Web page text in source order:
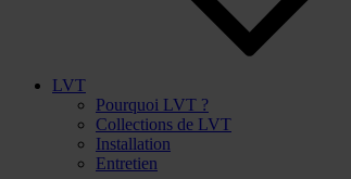
LVT
Pourquoi LVT ?
Collections de LVT
Installation
Entretien